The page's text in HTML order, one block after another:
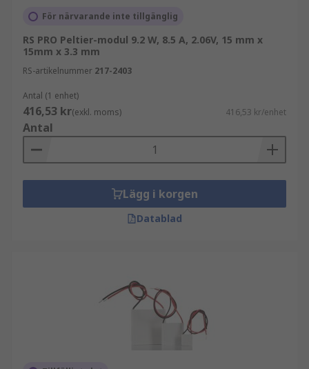
För närvarande inte tillgänglig
RS PRO Peltier-modul 9.2 W, 8.5 A, 2.06V, 15 mm x
15mm x 3.3 mm
RS-artikelnummer 217-2403
Antal (1 enhet)
416,53 kr(exkl. moms) 416,53 kr/enhet
Antal
Lägg i korgen
Datablad